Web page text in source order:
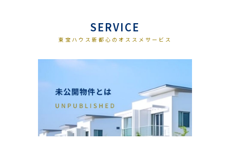
SERVICE
東宝ハウス新都心のオススメサービス